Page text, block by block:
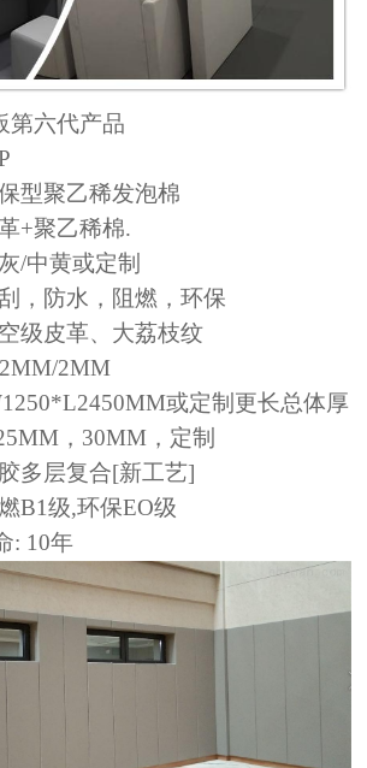
第六代产品
型聚乙稀发泡棉
+聚乙稀棉.
/中黄或定制
，防水，阻燃，环保
级皮革、大荔枝纹
2MM
或定制更长总体厚
， 30MM，定制
多层复合[新工艺]
B1级,环保EO级
: 10年